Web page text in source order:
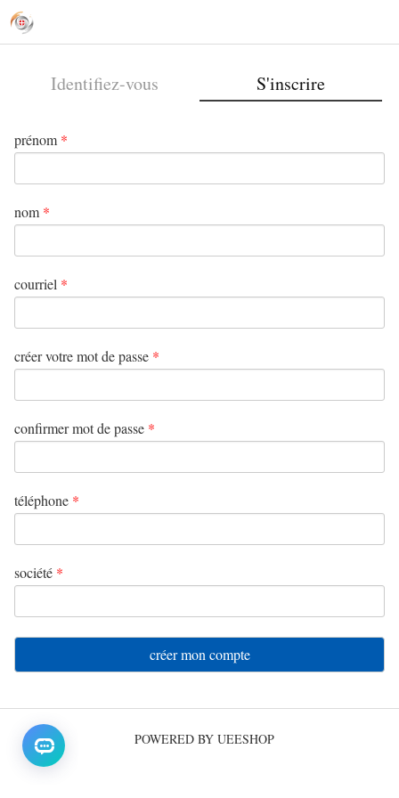
Identifiez-vous S'inscrire
prénom *
nom *
courriel *
créer votre mot de passe *
confirmer mot de passe *
téléphone *
société *
créer mon compte
POWERED BY UEESHOP